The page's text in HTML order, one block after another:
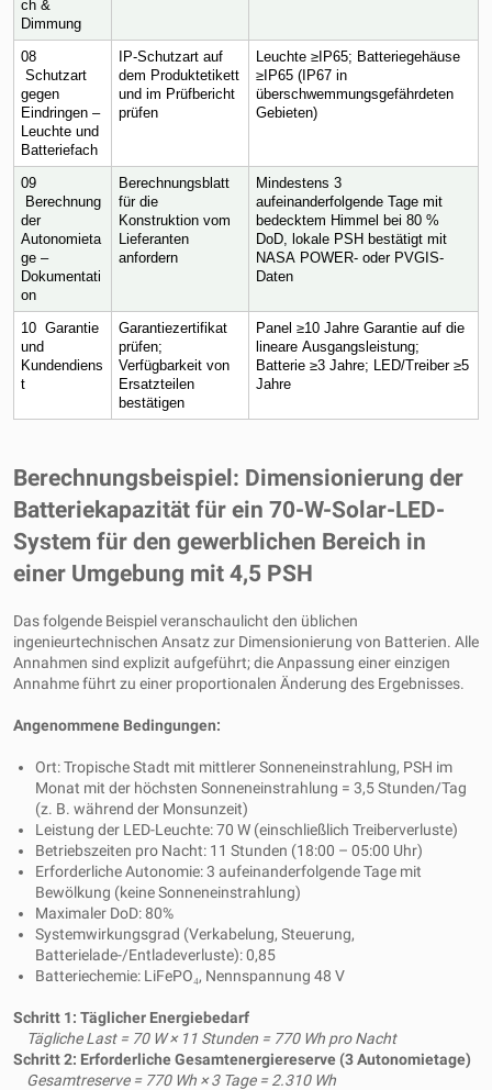
ch &
Dimmung
08
Schutzart
gegen
Eindringen –
Leuchte und
Batteriefach
IP-Schutzart auf
dem Produktetikett
und im Prüfbericht
prüfen
Leuchte ≥IP65; Batteriegehäuse
≥IP65 (IP67 in
überschwemmungsgefährdeten
Gebieten)
09
Berechnung
der
Autonomieta
ge –
Dokumentati
on
Berechnungsblatt
für die
Konstruktion vom
Lieferanten
anfordern
Mindestens 3
aufeinanderfolgende Tage mit
bedecktem Himmel bei 80 %
DoD, lokale PSH bestätigt mit
NASA POWER- oder PVGIS-
Daten
10  Garantie
und
Kundendiens
t
Garantiezertifikat
prüfen;
Verfügbarkeit von
Ersatzteilen
bestätigen
Panel ≥10 Jahre Garantie auf die
lineare Ausgangsleistung;
Batterie ≥3 Jahre; LED/Treiber ≥5
Jahre
Berechnungsbeispiel: Dimensionierung der
Batteriekapazität für ein 70-W-Solar-LED-
System für den gewerblichen Bereich in
einer Umgebung mit 4,5 PSH
Das folgende Beispiel veranschaulicht den üblichen
ingenieurtechnischen Ansatz zur Dimensionierung von Batterien. Alle
Annahmen sind explizit aufgeführt; die Anpassung einer einzigen
Annahme führt zu einer proportionalen Änderung des Ergebnisses.
Angenommene Bedingungen:
Ort: Tropische Stadt mit mittlerer Sonneneinstrahlung, PSH im
Monat mit der höchsten Sonneneinstrahlung = 3,5 Stunden/Tag
(z. B. während der Monsunzeit)
Leistung der LED-Leuchte: 70 W (einschließlich Treiberverluste)
Betriebszeiten pro Nacht: 11 Stunden (18:00 – 05:00 Uhr)
Erforderliche Autonomie: 3 aufeinanderfolgende Tage mit
Bewölkung (keine Sonneneinstrahlung)
Maximaler DoD: 80%
Systemwirkungsgrad (Verkabelung, Steuerung,
Batterielade-/Entladeverluste): 0,85
Batteriechemie: LiFePO₄, Nennspannung 48 V
Schritt 1: Täglicher Energiebedarf
Tägliche Last = 70 W × 11 Stunden = 770 Wh pro Nacht
Schritt 2: Erforderliche Gesamtenergiereserve (3 Autonomietage)
Gesamtreserve = 770 Wh × 3 Tage = 2.310 Wh